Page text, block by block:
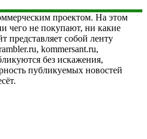
проектом. На этом
чего не покупают, ни какие
представляет собой ленту
kommersant.ru,
без искажения,
публикуемых новостей